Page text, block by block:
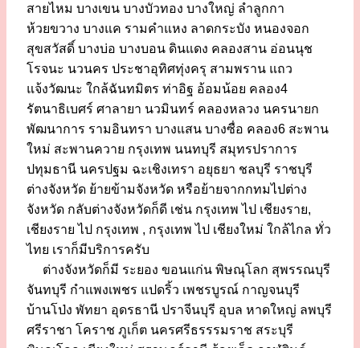
สายไหม บางเขน บางบัวทอง บางใหญ่ ลำลูกกา
ห้วยขวาง บางแค รามคำแหง ลาดกระบัง หนองจอก
สุขสวัสดิ์ บางบ่อ บางบอน ดินแดง คลองสาน อ่อนนุช
โรจนะ นวนคร ประชาอุทิศทุ่งครุ สามพราน แถว
แจ้งวัฒนะ ใกล้ฉันทมิตร ท่าอิฐ อ้อมน้อย คลอง4
รัตนาธิเบศร์ ศาลายา นวมินทร์ คลองหลวง นครนายก
พัฒนาการ รามอินทรา บางแสน บางซื่อ คลอง6 สะพาน
ใหม่ สะพานควาย กรุงเทพ นนทบุรี สมุทรปราการ
ปทุมธานี นครปฐม ฉะเชิงเทรา อยุธยา ชลบุรี ราชบุรี
ต่างจังหวัด ย้ายข้ามจังหวัด หรือย้ายจากกทมไปต่าง
จังหวัด กลับต่างจังหวัดก็ดี เช่น กรุงเทพ ไป เชียงราย,
เชียงราย ไป กรุงเทพ , กรุงเทพ ไป เชียงใหม่ ใกล้ไกล ทั่ว
ไทย เราก็มีบริการครับ
ต่างจังหวัดก็มี ระยอง ขอนแก่น พิษณุโลก สุพรรณบุรี
จันทบุรี กำแพงเพชร แปดริ้ว เพชรบูรณ์ กาญจนบุรี
บ้านโป่ง พัทยา อุดรธานี ปราจีนบุรี อุบล หาดใหญ่ ลพบุรี
ศรีราชา โคราช ภูเก็ต นครศรีธรรรมราช สระบุรี